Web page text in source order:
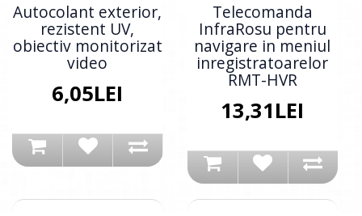
Autocolant exterior,
rezistent UV,
obiectiv monitorizat
video
6,05LEI
Telecomanda
InfraRosu pentru
navigare in meniul
inregistratoarelor
RMT-HVR
13,31LEI